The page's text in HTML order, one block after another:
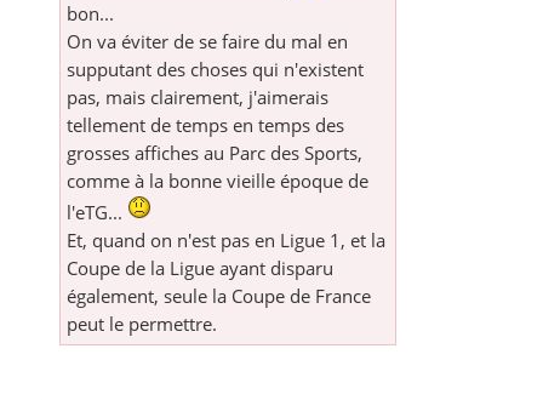
bon...
On va éviter de se faire du mal en
supputant des choses qui n'existent
pas, mais clairement, j'aimerais
tellement de temps en temps des
grosses affiches au Parc des Sports,
comme à la bonne vieille époque de
l'eTG...
Et, quand on n'est pas en Ligue 1, et la
Coupe de la Ligue ayant disparu
également, seule la Coupe de France
peut le permettre.